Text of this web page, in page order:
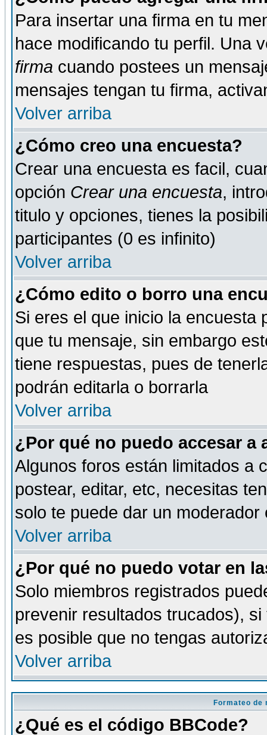
Para insertar una firma en tu
hace modificando tu perfil. Una
firma cuando postees un
mensajes tengan tu firma,
Volver arriba
¿Cómo creo una encuesta?
Crear una encuesta es facil,
opción Crear una encuesta,
titulo y opciones, tienes la
participantes (0 es infinito)
Volver arriba
¿Cómo edito o borro una
Si eres el que inicio la encuesta
que tu mensaje, sin embargo
tiene respuestas, pues de
podrán editarla o borrarla
Volver arriba
¿Por qué no puedo accesar a
Algunos foros están limitados a
postear, editar, etc, necesitas
solo te puede dar un
Volver arriba
¿Por qué no puedo votar en
Solo miembros registrados
prevenir resultados trucados),
es posible que no tengas
Volver arriba
Formateo de
¿Qué es el código BBCode?